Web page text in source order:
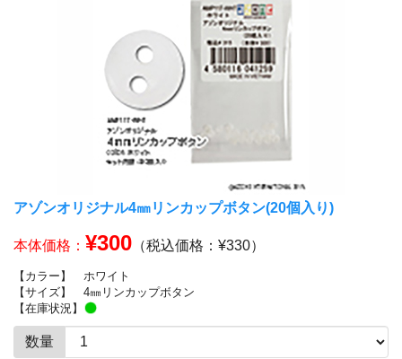
アゾンオリジナル4㎜リンカップボタン(20個入り)
本体価格： ¥300 （税込価格：¥330）
【カラー】
ホワイト
【サイズ】
4㎜リンカップボタン
【在庫状況】
数量